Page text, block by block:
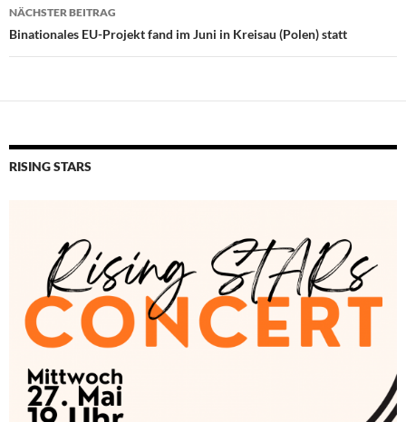
NÄCHSTER BEITRAG
Binationales EU-Projekt fand im Juni in Kreisau (Polen) statt
RISING STARS